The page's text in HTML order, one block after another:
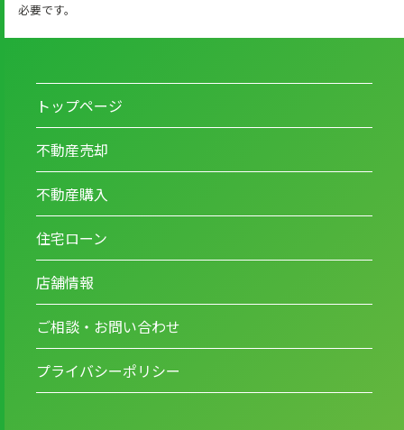
必要です。
トップページ
不動産売却
不動産購入
住宅ローン
店舗情報
ご相談・お問い合わせ
プライバシーポリシー